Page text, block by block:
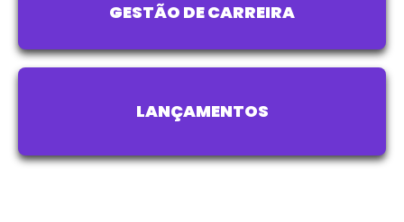
GESTÃO DE CARREIRA
LANÇAMENTOS